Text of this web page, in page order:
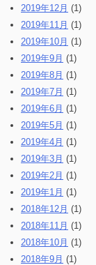
2019年12月 (1)
2019年11月 (1)
2019年10月 (1)
2019年9月 (1)
2019年8月 (1)
2019年7月 (1)
2019年6月 (1)
2019年5月 (1)
2019年4月 (1)
2019年3月 (1)
2019年2月 (1)
2019年1月 (1)
2018年12月 (1)
2018年11月 (1)
2018年10月 (1)
2018年9月 (1)